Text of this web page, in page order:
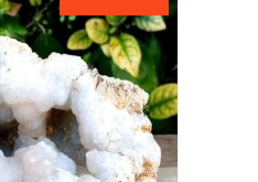
AU PANIER